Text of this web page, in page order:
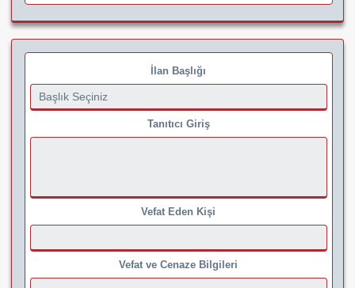
İlan Başlığı
Tanıtıcı Giriş
Vefat Eden Kişi
Vefat ve Cenaze Bilgileri